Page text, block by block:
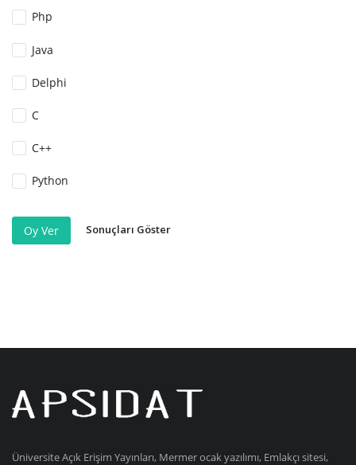
Php
Java
Delphi
C
C++
Python
Oy Ver Sonuçları Göster
Üniversite Açık Erişim Yayınları, Mermer ocak yazılımı, Emlakçı sitesi,